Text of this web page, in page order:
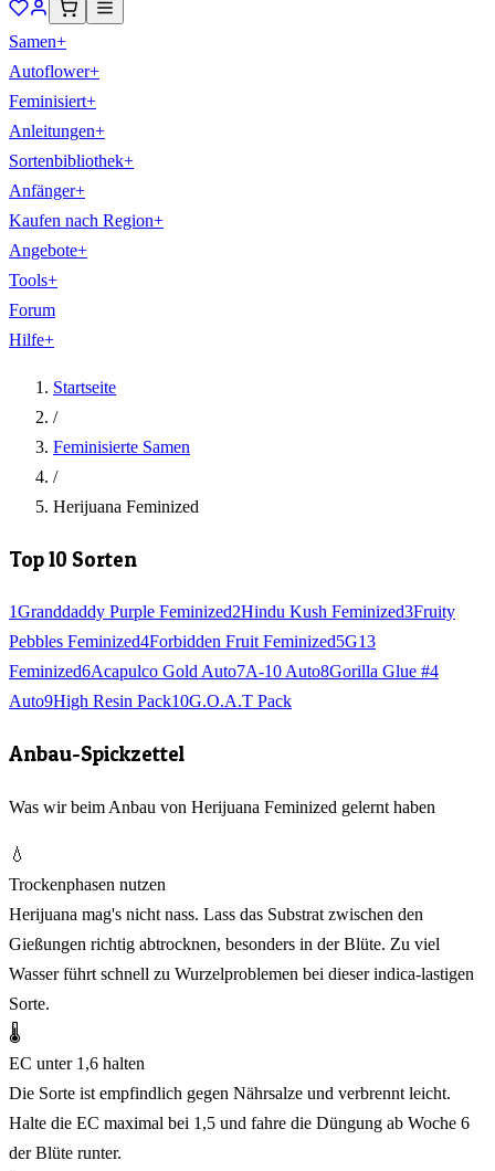
Samen+
Autoflower+
Feminisiert+
Anleitungen+
Sortenbibliothek+
Anfänger+
Kaufen nach Region+
Angebote+
Tools+
Forum
Hilfe+
Startseite
/
Feminisierte Samen
/
Herijuana Feminized
Top 10 Sorten
1Granddaddy Purple Feminized2Hindu Kush Feminized3Fruity
Pebbles Feminized4Forbidden Fruit Feminized5G13
Feminized6Acapulco Gold Auto7A-10 Auto8Gorilla Glue #4
Auto9High Resin Pack10G.O.A.T Pack
Anbau-Spickzettel
Was wir beim Anbau von Herijuana Feminized gelernt haben
💧
Trockenphasen nutzen
Herijuana mag's nicht nass. Lass das Substrat zwischen den
Gießungen richtig abtrocknen, besonders in der Blüte. Zu viel
Wasser führt schnell zu Wurzelproblemen bei dieser indica-lastigen
Sorte.
🌡️
EC unter 1,6 halten
Die Sorte ist empfindlich gegen Nährsalze und verbrennt leicht.
Halte die EC maximal bei 1,5 und fahre die Düngung ab Woche 6
der Blüte runter.